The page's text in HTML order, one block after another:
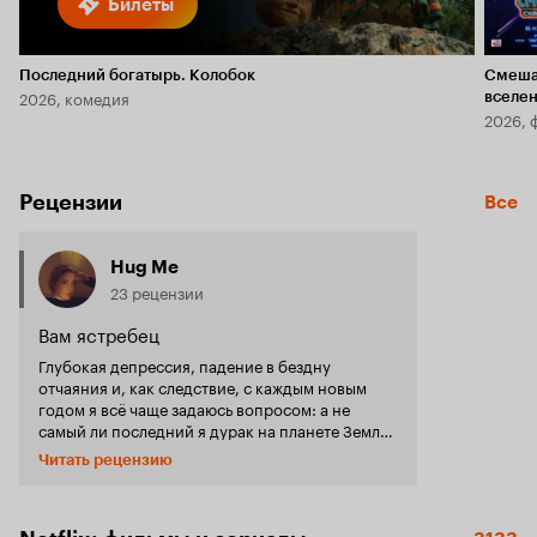
Билеты
Последний богатырь. Колобок
2026, комедия
2026,
Рецензии Все
Hug Me
23 рецензии
Вам ястребец
Глубокая депрессия, падение в бездну
отчаяния и, как следствие, с каждым новым
годом я всё чаще задаюсь вопросом: а не
самый ли последний я дурак на планете Земля?
Моему унынию не было бы предела, если бы не
существовало таких чудаков, как Уилл
Читать рецензию